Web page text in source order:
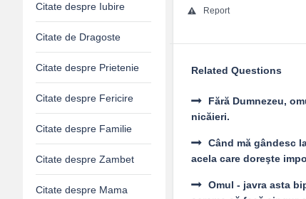
Report
Related Questions
Fără Dumnezeu,
nicăieri.
Când mă gândesc
acela care doreşte
Omul - javra asta
Citate despre Iubire
Citate de Dragoste
Citate despre Prietenie
Citate despre Fericire
Citate despre Familie
Citate despre Zambet
Citate despre Mama